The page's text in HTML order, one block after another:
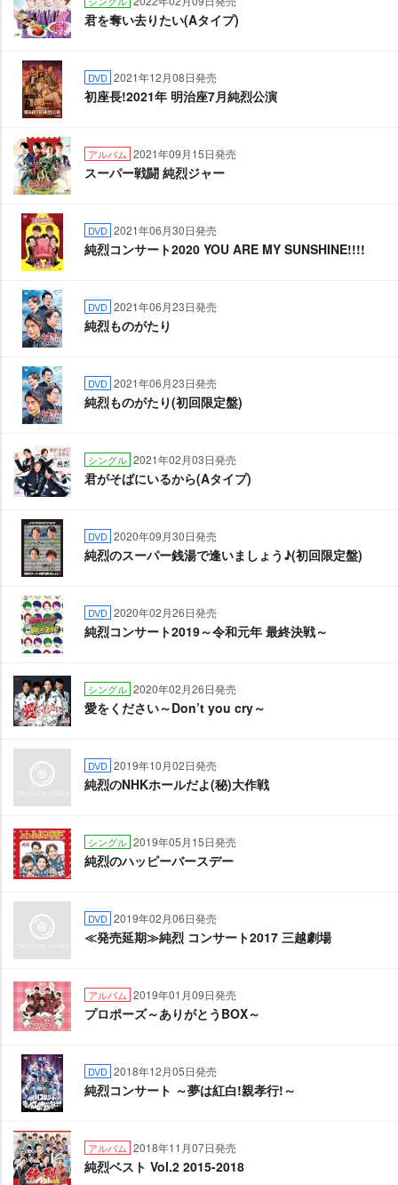
君を奪い去りたい(Aタイプ)
DVD 2021年12月08日発売
初座長!2021年 明治座7月純烈公演
アルバム 2021年09月15日発売
スーパー戦闘 純烈ジャー
DVD 2021年06月30日発売
純烈コンサート2020 YOU ARE MY SUNSHINE!!!!
DVD 2021年06月23日発売
純烈ものがたり
DVD 2021年06月23日発売
純烈ものがたり(初回限定盤)
シングル 2021年02月03日発売
君がそばにいるから(Aタイプ)
DVD 2020年09月30日発売
純烈のスーパー銭湯で逢いましょう♪(初回限定盤)
DVD 2020年02月26日発売
純烈コンサート2019～令和元年 最終決戦～
シングル 2020年02月26日発売
愛をください～Don’t you cry～
DVD 2019年10月02日発売
純烈のNHKホールだよ(秘)大作戦
シングル 2019年05月15日発売
純烈のハッピーバースデー
DVD 2019年02月06日発売
≪発売延期≫純烈 コンサート2017 三越劇場
アルバム 2019年01月09日発売
プロポーズ～ありがとうBOX～
DVD 2018年12月05日発売
純烈コンサート ～夢は紅白!親孝行!～
アルバム 2018年11月07日発売
純烈ベスト Vol.2 2015-2018